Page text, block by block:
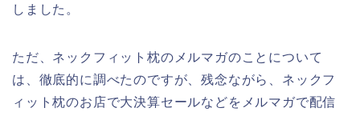
しました。
ただ、ネックフィット枕のメルマガのことについて
は、徹底的に調べたのですが、残念ながら、ネックフ
ィット枕のお店で大決算セールなどをメルマガで配信